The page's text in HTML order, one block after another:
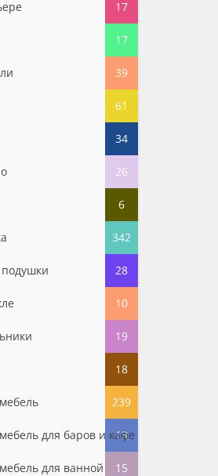
17
17
39
61
34
26
6
342
28
10
19
18
239
для баров и кафе
13
для ванной 15